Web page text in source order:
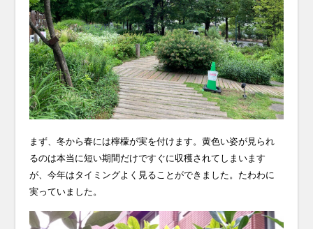
まず、冬から春には檸檬が実を付けます。黄色い姿が見られ
るのは本当に短い期間だけですぐに収穫されてしまいます
が、今年はタイミングよく見ることができました。たわわに
実っていました。